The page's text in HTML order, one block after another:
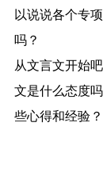
以说说各个专
吗？
从文言文开始
文是什么态度
些心得和经验？